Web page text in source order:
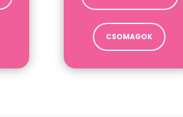
CSOMAGOK